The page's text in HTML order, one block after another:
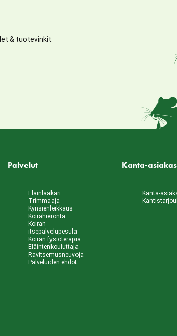
& tuotevinkit
Palvelut
Eläinlääkäri
Trimmaaja
Kynsienleikkaus
Koirahieronta
Koiran
itsepalvelupesula
Koiran fysioterapia
Eläintenkouluttaja
Ravitsemusneuvoja
Palveluiden ehdot
Kanta-asiakas
Kanta-